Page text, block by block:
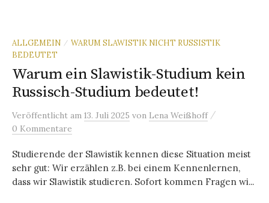
ALLGEMEIN / WARUM SLAWISTIK NICHT RUSSISTIK
BEDEUTET
Warum ein Slawistik-Studium kein
Russisch-Studium bedeutet!
Veröffentlicht am 13. Juli 2025 von Lena Weißhoff /
0 Kommentare
Studierende der Slawistik kennen diese Situation meist
sehr gut: Wir erzählen z.B. bei einem Kennenlernen,
dass wir Slawistik studieren. Sofort kommen Fragen wi...